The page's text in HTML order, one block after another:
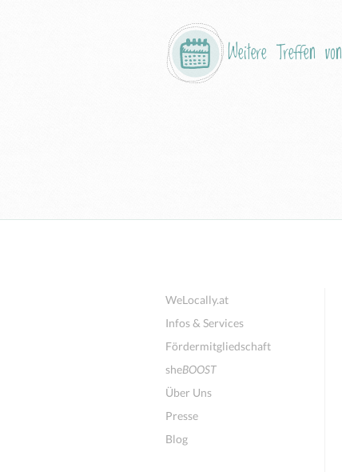
Weitere Treffen von
WeLocally.at
Infos & Services
Fördermitgliedschaft
sheBOOST
Über Uns
Presse
Blog